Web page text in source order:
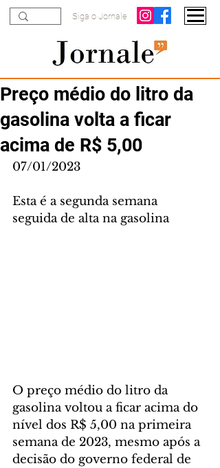
Siga o Jornale
Preço médio do litro da
gasolina volta a ficar
acima de R$ 5,00
07/01/2023
Esta é a segunda semana
seguida de alta na gasolina
O preço médio do litro da
gasolina voltou a ficar acima do
nível dos R$ 5,00 na primeira
semana de 2023, mesmo após a
decisão do governo federal de